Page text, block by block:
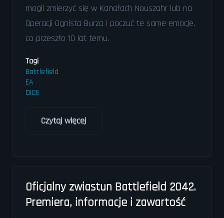
mogli zmierzyć się w Kanałach Nouszahr lub na
Operacji Ognista Burza i poczuć te same emocje,
co przeszło 10 lat temu.
Tagi
Battlefield
EA
DICE
Czytaj więcej
Czym
jest
Oficjalny zwiastun Battlefield 2042.
Premiera, informacje i zawartość